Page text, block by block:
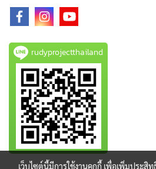
rudyprojectthailand
เว็บไซต์นี้มีการใช้งานคุกกี้ เพื่อเพิ่มประ